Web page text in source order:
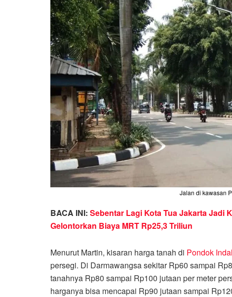
Jalan di kawasan
BACA INI: Sebentar Lagi Kota Tua Jakarta Jadi
Gelontorkan Biaya MRT Rp25,3 Triliun
Menurut Martin, kisaran harga tanah di Pondok
persegi. Di Darmawangsa sekitar Rp60 sampai
tanahnya Rp80 sampai Rp100 jutaan per meter
harganya bisa mencapai Rp90 jutaan sampai